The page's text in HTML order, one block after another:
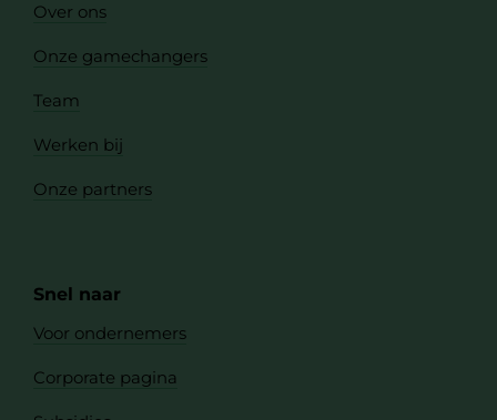
Over ons
Onze gamechangers
Team
Werken bij
Onze partners
Snel naar
Voor ondernemers
Corporate pagina